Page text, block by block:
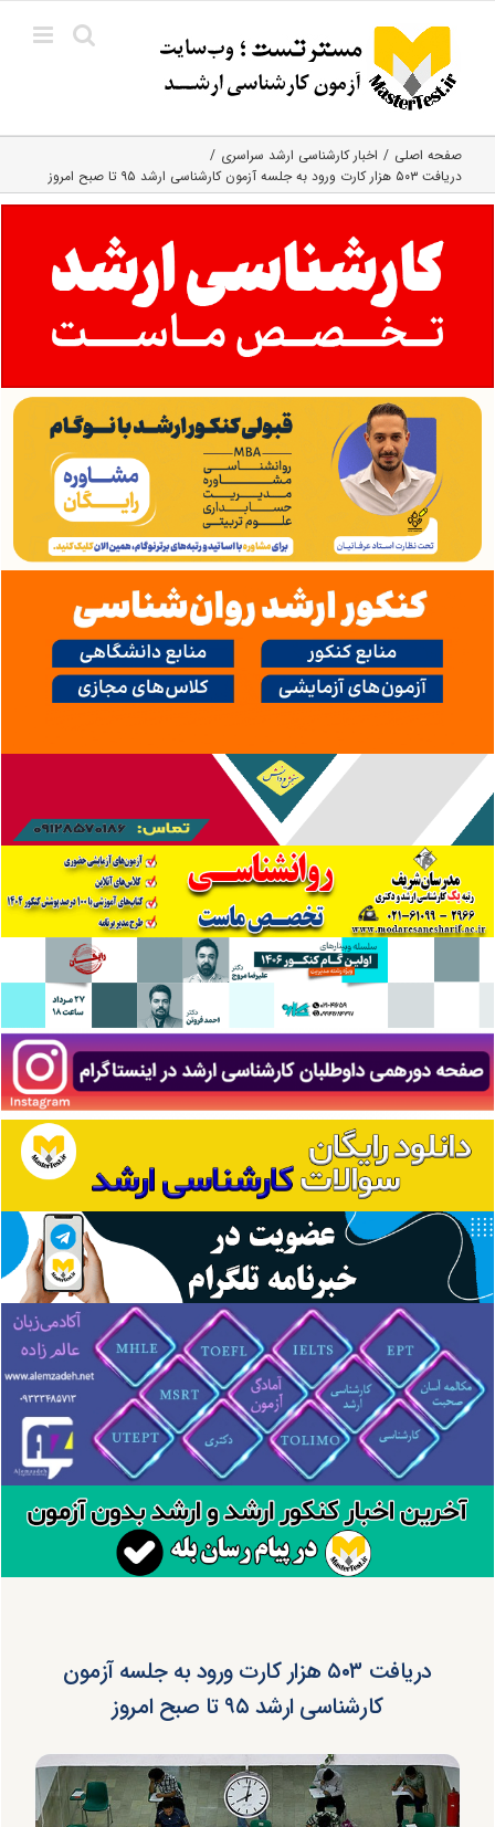
content
صفحه اصلی
اخبار کارشناسی ارشد سراسری
دریافت ۵۰۳ هزار کارت ورود به جلسه آزمون کارشناسی ارشد ۹۵ تا صبح امروز
دریافت ۵۰۳ هزار کارت ورود به جلسه آزمون
کارشناسی ارشد ۹۵ تا صبح امروز